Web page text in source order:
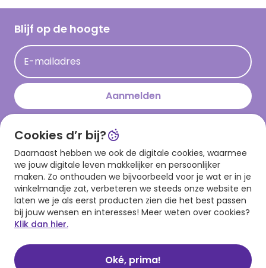
Hallmark Kaartclub
Acties
Persberichten
Hallmark en Kinderpostzegels
Cadeau inspiratie
Kaartinspiratie
Blijf op de hoogte
E-mailadres
Aanmelden
Download onze app
Cookies d’r bij?
Daarnaast hebben we ook de digitale cookies, waarmee
we jouw digitale leven makkelijker en persoonlijker
maken. Zo onthouden we bijvoorbeeld voor je wat er in je
winkelmandje zat, verbeteren we steeds onze website en
laten we je als eerst producten zien die het best passen
bij jouw wensen en interesses! Meer weten over cookies?
Klik dan hier.
Oké, prima!